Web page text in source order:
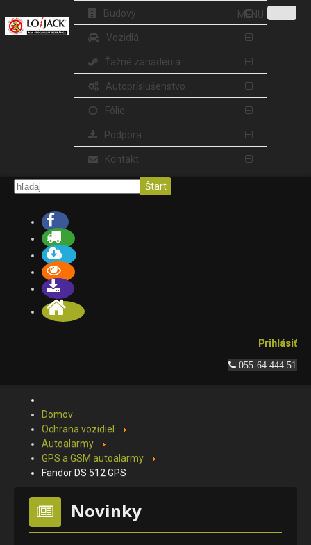
MENU
Budovy
Vozidlá
Ťažné zariadenia
Autopríslušenstvo
Fólie
Podpora
Kontakt
Štart
Prihlásiť
055-64 444 51
Domov
Ochrana vozidiel
Autoalarmy
GPS a GSM autoalarmy
Fandor DS 512 GPS
Novinky